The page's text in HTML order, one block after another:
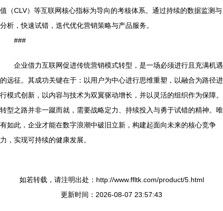
值（CLV）等互联网核心指标为导向的考核体系。通过持续的数据监测与
分析，快速试错，迭代优化营销策略与产品服务。
###
企业借力互联网促进传统营销模式转型，是一场必须进行且充满机遇
的远征。其成功关键在于：以用户为中心进行思维重塑，以融合为路径进
行模式创新，以内容与技术为双翼驱动增长，并以灵活的组织作为保障。
转型之路并非一蹴而就，需要战略定力、持续投入与勇于试错的精神。唯
有如此，企业才能在数字浪潮中破旧立新，构建起面向未来的核心竞争
力，实现可持续的健康发展。
如若转载，请注明出处：http://www.ffltk.com/product/5.html
更新时间：2026-08-07 23:57:43